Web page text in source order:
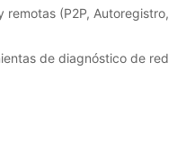
remotas (P2P, Autoregistro,
de diagnóstico de red